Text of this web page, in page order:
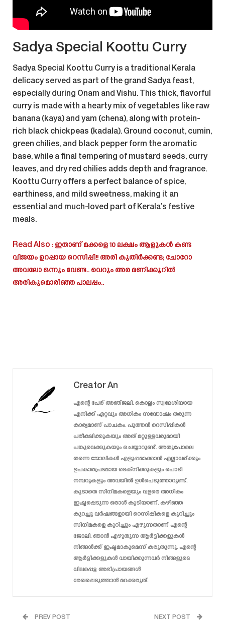
Sadya Special Koottu Curry
Sadya Special Koottu Curryis a traditional Kerala
delicacy served as part of the grand Sadya feast,
especially during Onam and Vishu. This thick, flavorful
curry is made with a hearty mix of vegetables like raw
banana (kaya) and yam (chena), along with protein-
rich black chickpeas (kadala). Ground coconut, cumin,
green chilies, and black pepper form the aromatic
base, while a final tempering of mustard seeds, curry
leaves, and dry red chilies adds depth and fragrance.
Koottu Curry offers a perfect balance of spice,
earthiness, and mild sweetness, making it an
essential and much-loved part of Kerala’s festive
meals.
Read Also : ഇതാണ് മക്കളെ 10 ലക്ഷം ആളുകൾ കണ്ട
വിജയം ഉറപ്പായ റെസിപ്പി!! അരി കുതിർക്കണ്ട; ചോറോ
അവലോ ഒന്നും വേണ്ട.. വെറും അര മണിക്കൂറിൽ
അരികുമൊരിഞ്ഞ പാലപ്പം..
Creator An
എന്റെ പേര് അഞ്ജലി. കൊല്ലം സ്വദേശിയായ
എനിക്ക് ഏറ്റവും അധികം സന്തോഷം തരുന്ന
കാര്യമാണ് പാചകം. പുത്തൻ റെസിപ്പികൾ
പരീക്ഷിക്കുകയും അത് മറ്റുള്ളവരുമായി
പങ്കുവെക്കുകയും ചെയ്യാറുണ്ട്. അതുപോലെ
തന്നെ ജോലികൾ എളുപ്പമാക്കാൻ എല്ലാവര്ക്കും
ഉപകാരപ്രദമായ ടെക്‌നിക്കുകളും പൊടി
നമ്പറുകളും അവയിൽ ഉൾപെടുത്താറുണ്ട്.
കൂടാതെ സിനിമകളെയും വളരെ അധികം
ഇഷ്ടപ്പെടുന്ന ഒരാൾ കൂടിയാണ്. കഴിഞ്ഞ
കുറച്ചു വർഷങ്ങളായി റെസിപ്പികളെ കുറിച്ചും
സിനിമകളെ കുറിച്ചും എഴുന്നതാണ് എന്റെ
ജോലി. ഞാൻ എഴുതുന്ന ആർട്ടിക്കളുകൾ
നിങ്ങൾക്ക് ഇഷ്ടമാകുമെന്ന് കരുതുന്നു. എന്റെ
ആർട്ടിക്കളുകൾ വായിക്കുന്നവർ നിങ്ങളുടെ
വിലപ്പെട്ട അഭിപ്രായങ്ങൾ
രേഖപ്പെടുത്താൻ മറക്കരുത്.
PREV POST NEXT POST